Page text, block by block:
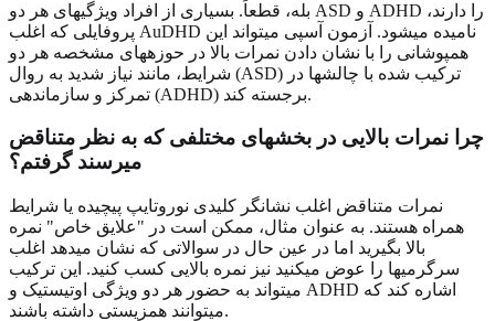
بله، قطعاً. بسیاری از افراد ویژگیهای هر دو ASD و ADHD را دارند،
پروفایلی که اغلب AuDHD نامیده میشود. آزمون آسپی میتواند این
همپوشانی را با نشان دادن نمرات بالا در حوزههای مشخصه هر دو
شرایط، مانند نیاز شدید به روال (ASD) ترکیب شده با چالشها در
تمرکز و سازماندهی (ADHD) برجسته کند.
چرا نمرات بالایی در بخشهای مختلفی که به نظر متناقض
میرسند گرفتم؟
نمرات متناقض اغلب نشانگر کلیدی نوروتایپ پیچیده یا شرایط
همراه هستند. به عنوان مثال، ممکن است در "علایق خاص" نمره
بالا بگیرید اما در عین حال در سوالاتی که نشان میدهد اغلب
سرگرمیها را عوض میکنید نیز نمره بالایی کسب کنید. این ترکیب
میتواند به حضور هر دو ویژگی اوتیستیک و ADHD اشاره کند که
میتوانند همزیستی داشته باشند.